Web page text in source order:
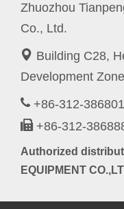
Zhuozhou
Co., Ltd.
Building C28,
Development
+86-312-
+86-312-
Authorized
EQUIPMENT